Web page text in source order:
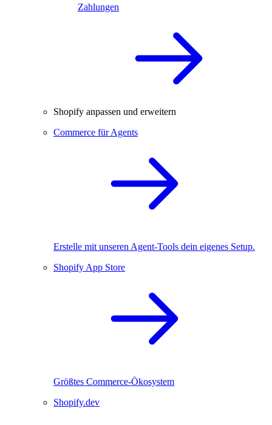
Zahlungen
Shopify anpassen und erweitern
Commerce für Agents
Erstelle mit unseren Agent-Tools dein eigenes Setup.
Shopify App Store
Größtes Commerce-Ökosystem
Shopify.dev